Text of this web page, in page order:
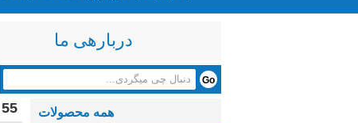
دربارهی ما
55 اینچ ال سی دی خود خدمات پرداخت بزرگ علامت های دیجیتال کیوسک با صفحه کلید چند زبانه همه محصولات